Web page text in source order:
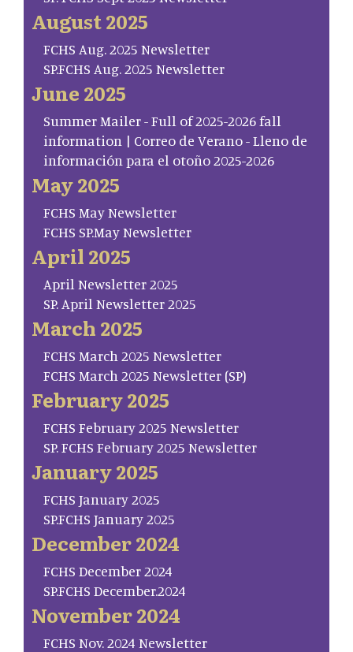
August 2025
FCHS Aug. 2025 Newsletter
SP.FCHS Aug. 2025 Newsletter
June 2025
Summer Mailer - Full of 2025-2026 fall
information | Correo de Verano - Lleno de
información para el otoño 2025-2026
May 2025
FCHS May Newsletter
FCHS SP.May Newsletter
April 2025
April Newsletter 2025
SP. April Newsletter 2025
March 2025
FCHS March 2025 Newsletter
FCHS March 2025 Newsletter (SP)
February 2025
FCHS February 2025 Newsletter
SP. FCHS February 2025 Newsletter
January 2025
FCHS January 2025
SP.FCHS January 2025
December 2024
FCHS December 2024
SP.FCHS December.2024
November 2024
FCHS Nov. 2024 Newsletter